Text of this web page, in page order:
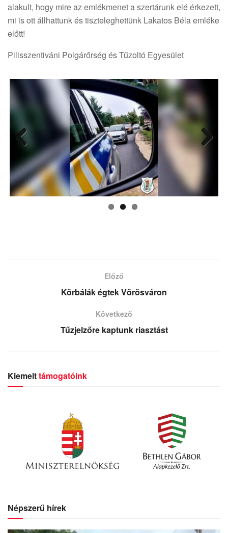
alakult, hogy mire az emlékmenet a szertárunk elé érkezett,
mi is ott állhattunk és tiszteleghettünk Lakatos Béla emléke
előtt!
Pilisszentiváni Polgárőrség és Tűzoltó Egyesület
Previ
ous
Next
Előző
Körbálák égtek Vörösváron
Következő
Tűzjelzőre kaptunk riasztást
Kiemelttámogatóink
Népszerű hírek